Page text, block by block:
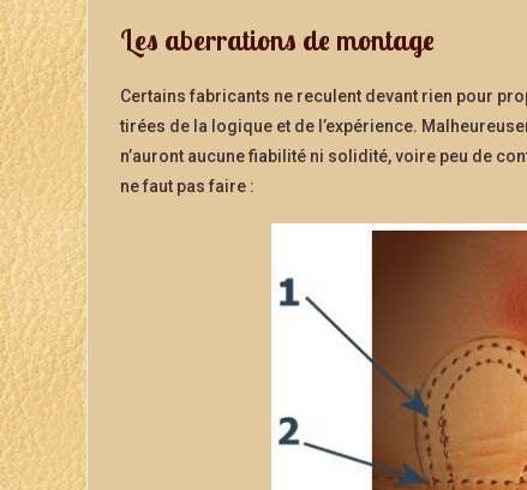
Les aberrations de montage
Certains fabricants ne reculent devant rien pour
tirées de la logique et de l’expérience.
n’auront aucune fiabilité ni solidité, voire peu de
ne faut pas faire :